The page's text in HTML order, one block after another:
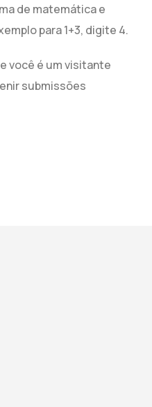
de matemática e
para 1+3, digite 4.
você é um visitante